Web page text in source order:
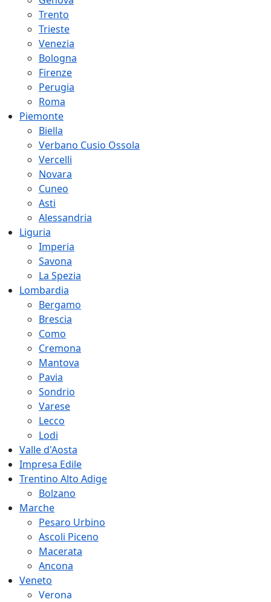
Trento
Trieste
Venezia
Bologna
Firenze
Perugia
Roma
Piemonte
Biella
Verbano Cusio Ossola
Vercelli
Novara
Cuneo
Asti
Alessandria
Liguria
Imperia
Savona
La Spezia
Lombardia
Bergamo
Brescia
Como
Cremona
Mantova
Pavia
Sondrio
Varese
Lecco
Lodi
Valle d'Aosta
Impresa Edile
Trentino Alto Adige
Bolzano
Marche
Pesaro Urbino
Ascoli Piceno
Macerata
Ancona
Veneto
Verona